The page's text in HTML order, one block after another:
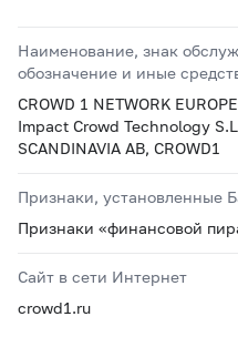
Наименование, знак
обозначение и иные
CROWD 1 NETWORK
Impact Crowd Technology
SCANDINAVIA AB, CROWD1
Признаки, установленные
Признаки «финансовой
Сайт в сети Интернет
crowd1.ru